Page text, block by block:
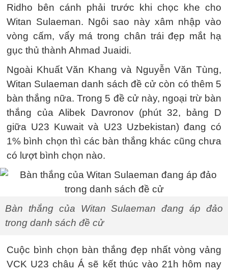
Ridho bên cánh phải trước khi chọc khe cho
Witan Sulaeman. Ngôi sao này xâm nhập vào
vòng cấm, vẩy má trong chân trái đẹp mắt hạ
gục thủ thành Ahmad Juaidi.
Ngoài Khuất Văn Khang và Nguyễn Văn Tùng,
Witan Sulaeman danh sách đề cử còn có thêm 5
bàn thắng nữa. Trong 5 đề cử này, ngoại trừ bàn
thắng của Alibek Davronov (phút 32, bảng D
giữa U23 Kuwait và U23 Uzbekistan) đang có
1% bình chọn thì các bàn thắng khác cũng chưa
có lượt bình chọn nào.
Bàn thắng của Witan Sulaeman đang áp đảo
trong danh sách đề cử
Cuộc bình chọn bàn thắng đẹp nhất vòng vảng
VCK U23 châu Á sẽ kết thúc vào 21h hôm nay